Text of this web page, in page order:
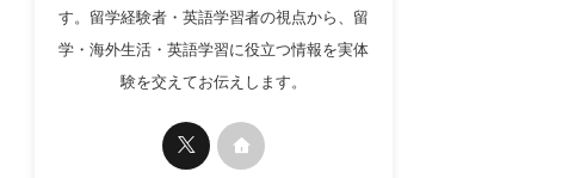
す。留学経験者・英語学習者の視点から、留
学・海外生活・英語学習に役立つ情報を実体
験を交えてお伝えします。